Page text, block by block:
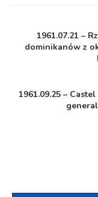
1961.07.21 –
dominikanów z
1961.09.25 –